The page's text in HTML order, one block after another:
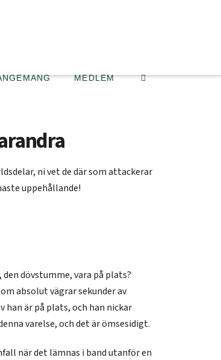
MEDLEM
ni vet de där som attackerar
uppehållande!
dövstumme, vara på plats?
absolut vägrar sekunder av
är på plats, och han nickar
varelse, och det är ömsesidigt.
när det lämnas i band utanför en